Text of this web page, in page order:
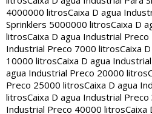
4000000 litrosCaixa D agua
Sprinklers 5000000 litrosCaixa D
litrosCaixa D agua Industrial
Industrial Preco 7000 litrosCaixa
10000 litrosCaixa D agua
agua Industrial Preco 20000 litros
Preco 25000 litrosCaixa D agua
litrosCaixa D agua Industrial
Industrial Preco 40000 litrosCaixa